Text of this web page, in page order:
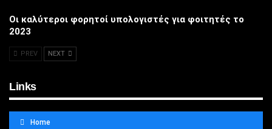
Οι καλύτεροι φορητοί υπολογιστές για φοιτητές το
2023
PREV NEXT
Links
Home